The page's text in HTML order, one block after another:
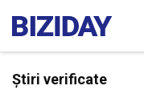
Știri verificate